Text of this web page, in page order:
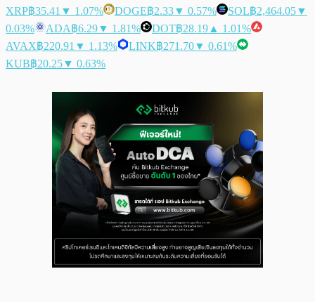
XRP฿35.41 ▼ 1.07% DOGE฿2.33▼ 0.57% SOL฿2,464.05▼
0.03%
ADA฿6.29▼ 1.81% DOT฿28.19 ▲ 1.01%
AVAX฿220.91 ▼ 1.13% LINK฿271.70▼ 0.61%
KUB฿20.25▼ 0.63%